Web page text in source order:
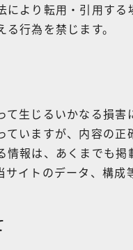
により転用・引用す
行為を禁じます。
て生じるいかなる損
ていますが、内容の
情報は、あくまでも
サイトのデータ、構成